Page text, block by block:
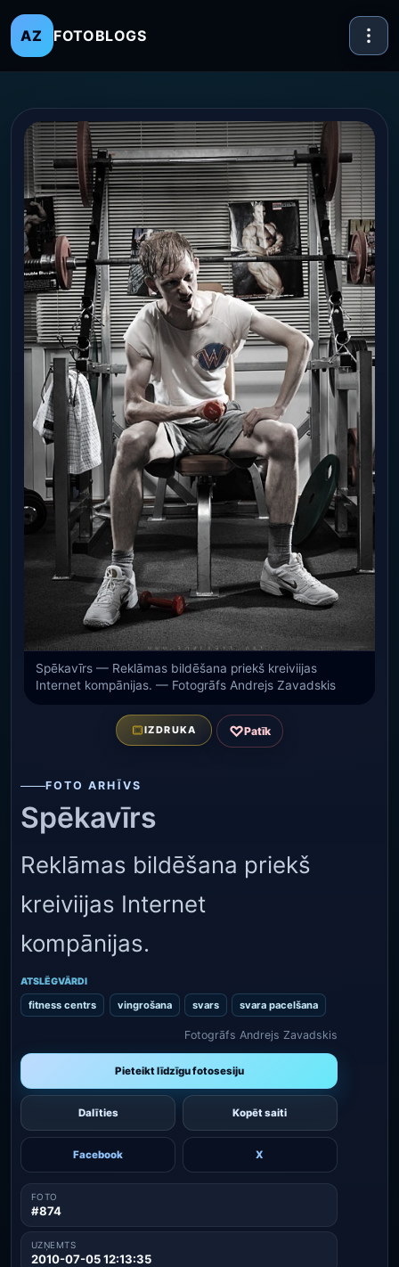
AZ FOTOBLOGS
Spēkavīrs — Reklāmas bildēšana priekš kreiviijas
Internet kompānijas. — Fotogrāfs Andrejs Zavadskis
IZDRUKA ♡Patīk
FOTO ARHĪVS
Spēkavīrs
Reklāmas bildēšana priekš
kreiviijas Internet
kompānijas.
ATSLĒGVĀRDI
fitness centrs vingrošana svars svara pacelšana
Fotogrāfs Andrejs Zavadskis
Pieteikt līdzīgu fotosesiju
Dalīties Kopēt saiti
Facebook X
FOTO
#874
UZŅEMTS
2010-07-05 12:13:35